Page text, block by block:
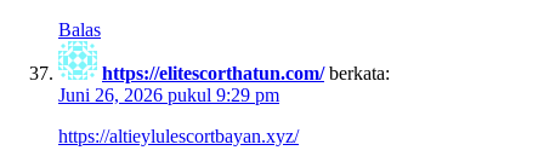
Balas
https://elitescorthatun.com/ berkata:
Juni 26, 2026 pukul 9:29 pm
https://altieylulescortbayan.xyz/